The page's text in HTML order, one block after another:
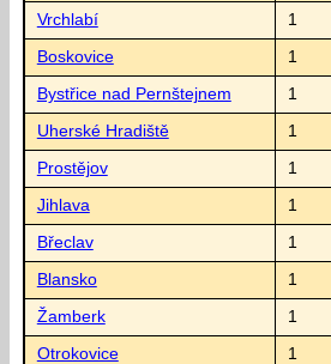
Vrchlabí 1
Boskovice 1
Bystřice nad Pernštejnem 1
Uherské Hradiště 1
Prostějov 1
Jihlava 1
Břeclav 1
Blansko 1
Žamberk 1
Otrokovice 1